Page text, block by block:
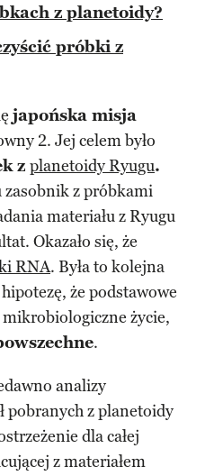
z planetoidy?
próbki z
japońska misja
2. Jej celem było
z planetoidy Ryugu.
z próbkami
materiału z Ryugu
Okazało się, że
RNA. Była to kolejna
że podstawowe
mikrobiologiczne życie,
.
analizy
pobranych z planetoidy
dla całej
z materiałem